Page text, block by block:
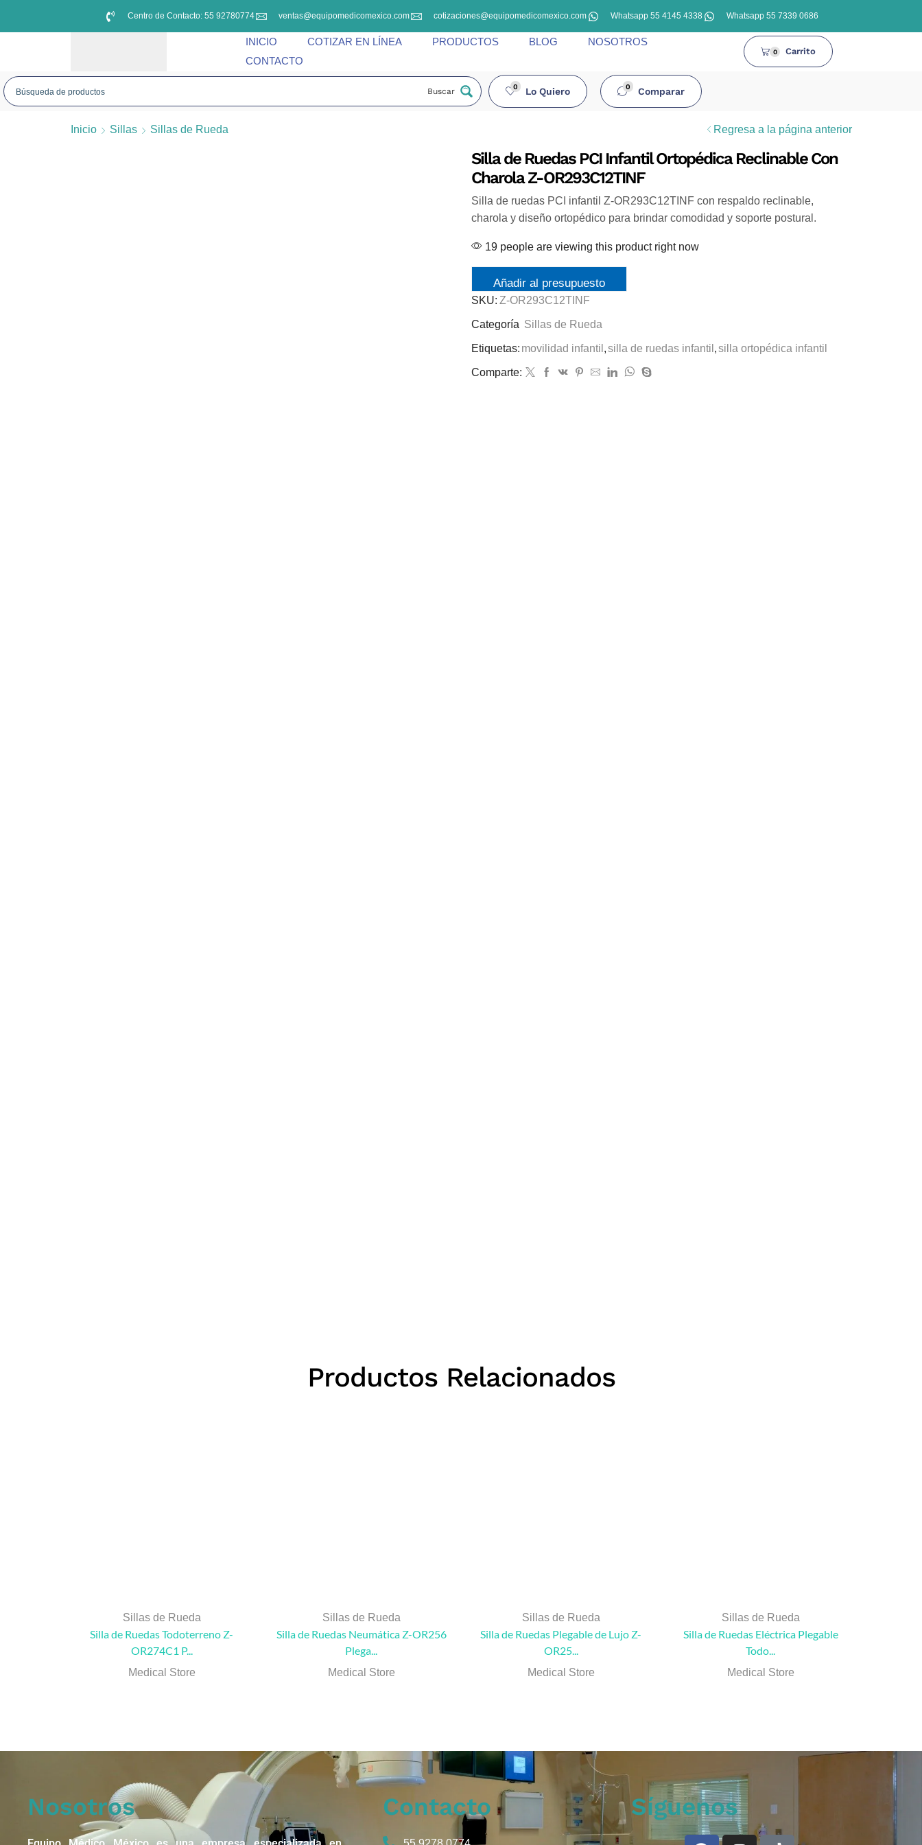
Centro de Contacto: 55 92780774 ventas@equipomedicomexico.com cotizaciones@equipomedicomexico.com Whatsapp 55 4145 4338 Whatsapp 55 7339 0686
INICIO COTIZAR EN LÍNEA PRODUCTOS BLOG
NOSOTROS
CONTACTO
0 Carrito
Buscar 0 Lo Quiero 0 Comparar
Inicio Sillas Sillas de Rueda Regresa a la página anterior
Silla de Ruedas PCI Infantil Ortopédica Reclinable Con
Charola Z-OR293C12TINF
Silla de ruedas PCI infantil Z-OR293C12TINF con respaldo reclinable,
charola y diseño ortopédico para brindar comodidad y soporte postural.
19 people are viewing this product right now
Añadir al presupuesto
SKU: Z-OR293C12TINF
Categoría Sillas de Rueda
Etiquetas: movilidad infantil ,silla de ruedas infantil ,silla ortopédica infantil
Comparte:
Productos Relacionados
Sillas de Rueda
Silla de Ruedas Todoterreno Z-
OR274C1 P...
Medical Store
Sillas de Rueda
Silla de Ruedas Neumática Z-OR256
Plega...
Medical Store
Sillas de Rueda
Silla de Ruedas Plegable de Lujo Z-
OR25...
Medical Store
Sillas de Rueda
Silla de Ruedas Eléctrica Plegable
Todo...
Medical Store
Nosotros Contacto Síguenos